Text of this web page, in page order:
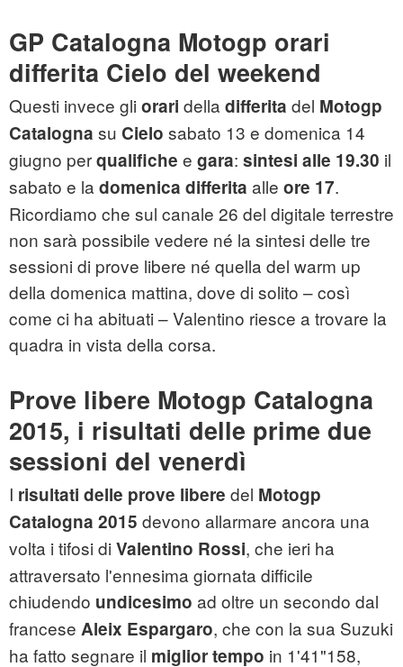
GP Catalogna Motogp orari
differita Cielo del weekend
Questi invece gli orari della differita del Motogp
Catalogna su Cielo sabato 13 e domenica 14
giugno perqualifiche e gara: sintesi alle 19.30 il
sabato e la domenica differita alle ore 17.
Ricordiamo che sul canale 26 del digitale terrestre
non sarà possibile vedere né la sintesi delle tre
sessioni di prove libere né quella del warm up
della domenica mattina, dove di solito – così
come ci ha abituati – Valentino riesce a trovare la
quadra in vista della corsa.
Prove libere Motogp Catalogna
2015, i risultati delle prime due
sessioni del venerdì
I risultati delle prove libere del Motogp
Catalogna 2015 devono allarmare ancora una
volta i tifosi di Valentino Rossi, che ieri ha
attraversato l'ennesima giornata difficile
chiudendo undicesimo ad oltre un secondo dal
francese Aleix Espargaro, che con la sua Suzuki
ha fatto segnare il miglior tempo in 1'41"158,